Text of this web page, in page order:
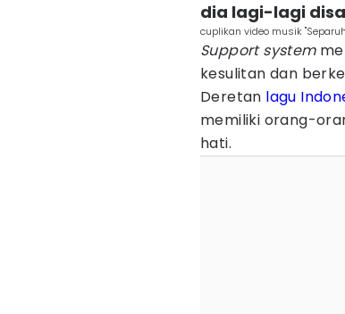
dia lagi-lagi
cuplikan video musik
Support system
kesulitan dan
Deretan lagu
memiliki orang-
hati.